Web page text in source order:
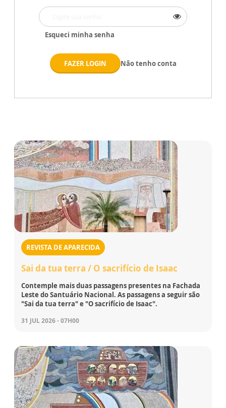
Esqueci minha senha
FAZER LOGIN Não tenho conta
REVISTA DE APARECIDA
Sai da tua terra / O sacrifício de Isaac
Contemple mais duas passagens presentes na Fachada
Leste do Santuário Nacional. As passagens a seguir são
"Sai da tua terra" e "O sacrifício de Isaac".
31 JUL 2026 - 07H00